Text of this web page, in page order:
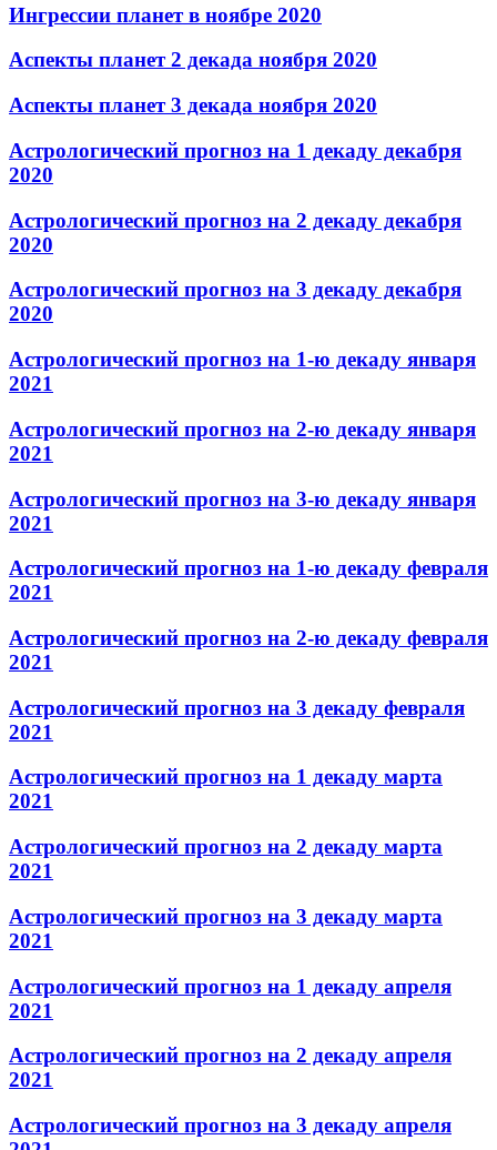
Ингрессии планет в ноябре 2020
Аспекты планет 2 декада ноября 2020
Аспекты планет 3 декада ноября 2020
Астрологический прогноз на 1 декаду декабря
2020
Астрологический прогноз на 2 декаду декабря
2020
Астрологический прогноз на 3 декаду декабря
2020
Астрологический прогноз на 1-ю декаду января
2021
Астрологический прогноз на 2-ю декаду января
2021
Астрологический прогноз на 3-ю декаду января
2021
Астрологический прогноз на 1-ю декаду февраля
2021
Астрологический прогноз на 2-ю декаду февраля
2021
Астрологический прогноз на 3 декаду февраля
2021
Астрологический прогноз на 1 декаду марта
2021
Астрологический прогноз на 2 декаду марта
2021
Астрологический прогноз на 3 декаду марта
2021
Астрологический прогноз на 1 декаду апреля
2021
Астрологический прогноз на 2 декаду апреля
2021
Астрологический прогноз на 3 декаду апреля